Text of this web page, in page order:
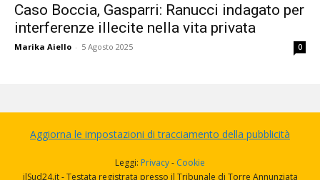
Caso Boccia, Gasparri: Ranucci indagato per
interferenze illecite nella vita privata
Marika Aiello - 5 Agosto 2025 0
Aggiorna le impostazioni di tracciamento della pubblicità
Leggi: Privacy- Cookie
ilSud24.it - Testata registrata presso il Tribunale di Torre Annunziata